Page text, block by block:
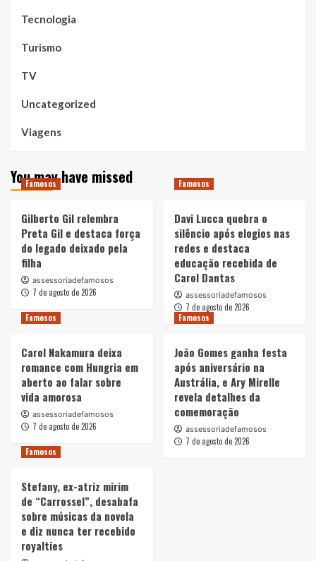
Tecnologia
Turismo
TV
Uncategorized
Viagens
You may have missed
Famosos
Gilberto Gil relembra
Preta Gil e destaca força
do legado deixado pela
filha
assessoriadefamosos
7 de agosto de 2026
Famosos
Davi Lucca quebra o
silêncio após elogios nas
redes e destaca
educação recebida de
Carol Dantas
assessoriadefamosos
7 de agosto de 2026
Famosos
Carol Nakamura deixa
romance com Hungria em
aberto ao falar sobre
vida amorosa
assessoriadefamosos
7 de agosto de 2026
Famosos
João Gomes ganha festa
após aniversário na
Austrália, e Ary Mirelle
revela detalhes da
comemoração
assessoriadefamosos
7 de agosto de 2026
Famosos
Stefany, ex-atriz mirim
de “Carrossel”, desabafa
sobre músicas da novela
e diz nunca ter recebido
royalties